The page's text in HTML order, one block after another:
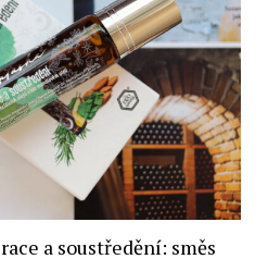
a soustředění: směs